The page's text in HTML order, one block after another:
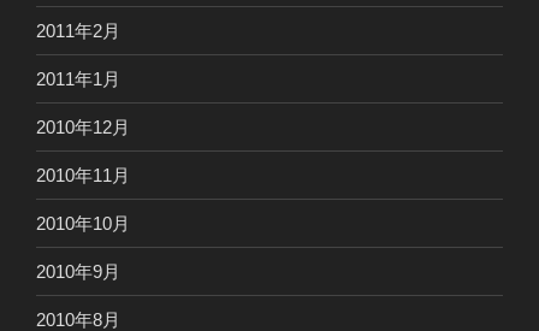
2011年2月
2011年1月
2010年12月
2010年11月
2010年10月
2010年9月
2010年8月